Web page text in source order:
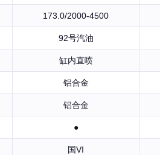
173.0/2000-4500
92号汽油
缸内直喷
铝合金
铝合金
●
国VI